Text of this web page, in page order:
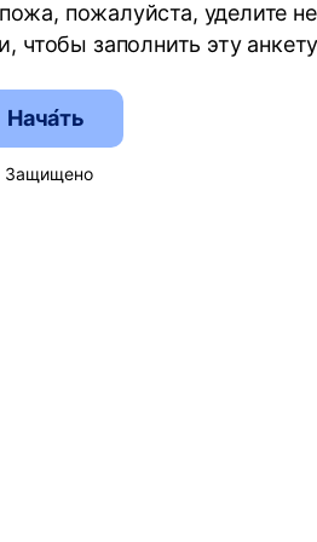
пожалуйста, уделите
чтобы заполнить эту
Нача́ть
Защищено